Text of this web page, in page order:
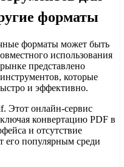
форматы
форматы может быть
использования
представлено
которые
и эффективно.
Этот онлайн-сервис
конвертацию PDF в
и отсутствие
его популярным среди